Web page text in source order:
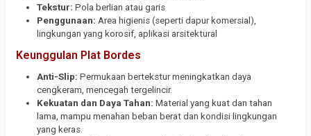
Tekstur: Pola berlian atau garis
Penggunaan: Area higienis (seperti dapur komersial),
lingkungan yang korosif, aplikasi arsitektural
Keunggulan Plat Bordes
Anti-Slip: Permukaan bertekstur meningkatkan daya
cengkeram, mencegah tergelincir.
Kekuatan dan Daya Tahan: Material yang kuat dan tahan
lama, mampu menahan beban berat dan kondisi lingkungan
yang keras.